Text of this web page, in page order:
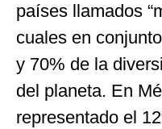
países llamados
cuales en
y 70% de la
del planeta. En
representado el